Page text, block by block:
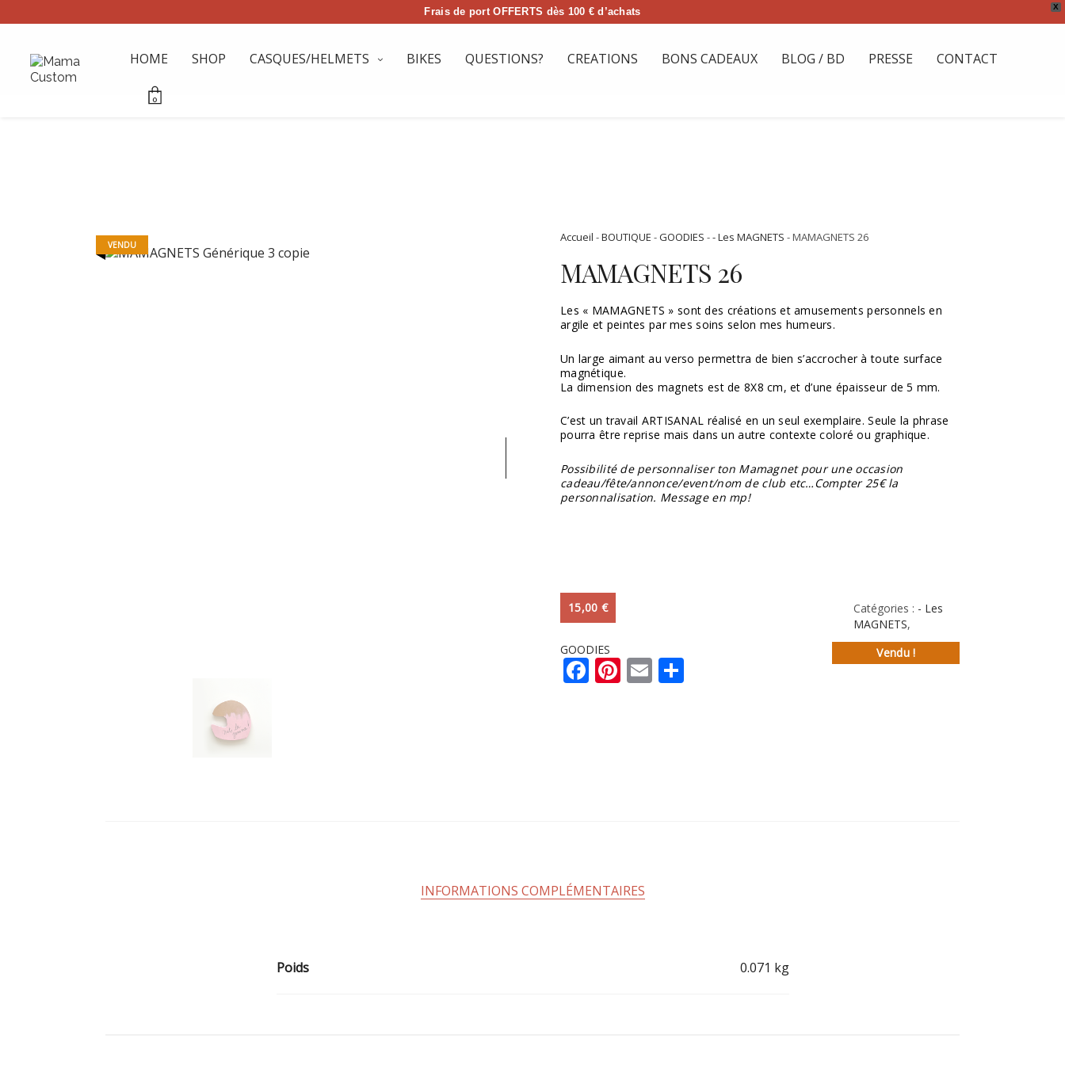
X
Frais de port OFFERTS dès 100 € d’achats
HOME SHOP CASQUES/HELMETS BIKES QUESTIONS? CREATIONS BONS CADEAUX BLOG / BD PRESSE CONTACT
0
VENDU
Accueil -BOUTIQUE -GOODIES -- Les MAGNETS - MAMAGNETS 26
MAMAGNETS 26
Les « MAMAGNETS » sont des créations et amusements personnels en
argile et peintes par mes soins selon mes humeurs.
Un large aimant au verso permettra de bien s’accrocher à toute surface
magnétique.
La dimension des magnets est de 8X8 cm, et d’une épaisseur de 5 mm.
C’est un travail ARTISANAL réalisé en un seul exemplaire. Seule la phrase
pourra être reprise mais dans un autre contexte coloré ou graphique.
Possibilité de personnaliser ton Mamagnet pour une occasion
cadeau/fête/annonce/event/nom de club etc…Compter 25€ la
personnalisation. Message en mp!
15,00 €
Vendu !
Catégories : - Les
MAGNETS,
GOODIES
Facebook
Pinterest
Email
INFORMATIONS COMPLÉMENTAIRES
Poids 0.071 kg